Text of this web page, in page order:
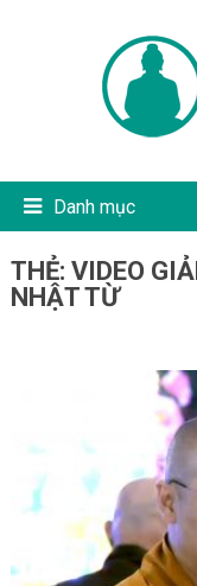
Danh mục
THẺ: VIDEO
NHẬT TỪ